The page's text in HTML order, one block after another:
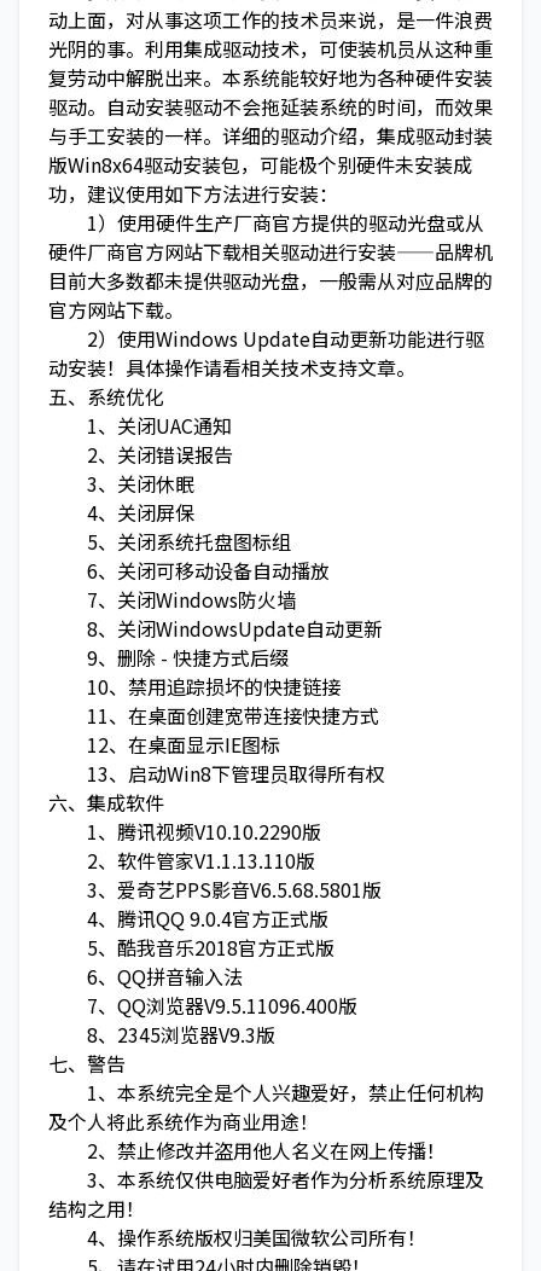
动上面，对从事这项工作的技术员来说，是一件浪费
光阴的事。利用集成驱动技术，可使装机员从这种重
复劳动中解脱出来。本系统能较好地为各种硬件安装
驱动。自动安装驱动不会拖延装系统的时间，而效果
与手工安装的一样。详细的驱动介绍，集成驱动封装
版Win8x64驱动安装包，可能极个别硬件未安装成
功，建议使用如下方法进行安装：
1）使用硬件生产厂商官方提供的驱动光盘或从
硬件厂商官方网站下载相关驱动进行安装——品牌机
目前大多数都未提供驱动光盘，一般需从对应品牌的
官方网站下载。
2）使用Windows Update自动更新功能进行驱
动安装！具体操作请看相关技术支持文章。
五、系统优化
1、关闭UAC通知
2、关闭错误报告
3、关闭休眠
4、关闭屏保
5、关闭系统托盘图标组
6、关闭可移动设备自动播放
7、关闭Windows防火墙
8、关闭WindowsUpdate自动更新
9、删除 - 快捷方式后缀
10、禁用追踪损坏的快捷链接
11、在桌面创建宽带连接快捷方式
12、在桌面显示IE图标
13、启动Win8下管理员取得所有权
六、集成软件
1、腾讯视频V10.10.2290版
2、软件管家V1.1.13.110版
3、爱奇艺PPS影音V6.5.68.5801版
4、腾讯QQ 9.0.4官方正式版
5、酷我音乐2018官方正式版
6、QQ拼音输入法
7、QQ浏览器V9.5.11096.400版
8、2345浏览器V9.3版
七、警告
1、本系统完全是个人兴趣爱好，禁止任何机构
及个人将此系统作为商业用途！
2、禁止修改并盗用他人名义在网上传播！
3、本系统仅供电脑爱好者作为分析系统原理及
结构之用！
4、操作系统版权归美国微软公司所有！